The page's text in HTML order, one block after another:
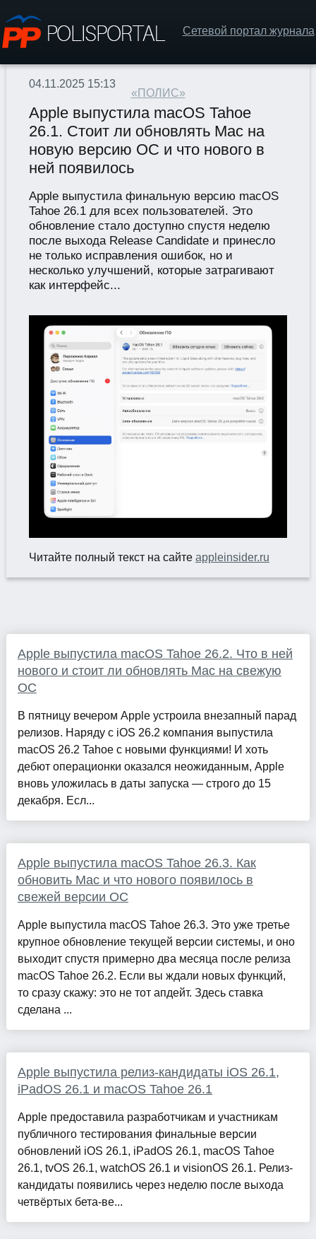
Сетевой портал журнала
«ПОЛИС»
04.11.2025 15:13
Apple выпустила macOS Tahoe
26.1. Стоит ли обновлять Mac на
новую версию ОС и что нового в
ней появилось
Apple выпустила финальную версию macOS
Tahoe 26.1 для всех пользователей. Это
обновление стало доступно спустя неделю
после выхода Release Candidate и принесло
не только исправления ошибок, но и
несколько улучшений, которые затрагивают
как интерфейс...
Читайте полный текст на сайте appleinsider.ru
Apple выпустила macOS Tahoe 26.2. Что в ней
нового и стоит ли обновлять Mac на свежую
ОС
В пятницу вечером Apple устроила внезапный парад
релизов. Наряду с iOS 26.2 компания выпустила
macOS 26.2 Tahoe с новыми функциями! И хоть
дебют операционки оказался неожиданным, Apple
вновь уложилась в даты запуска — строго до 15
декабря. Есл...
Apple выпустила macOS Tahoe 26.3. Как
обновить Mac и что нового появилось в
свежей версии ОС
Apple выпустила macOS Tahoe 26.3. Это уже третье
крупное обновление текущей версии системы, и оно
выходит спустя примерно два месяца после релиза
macOS Tahoe 26.2. Если вы ждали новых функций,
то сразу скажу: это не тот апдейт. Здесь ставка
сделана ...
Apple выпустила релиз-кандидаты iOS 26.1,
iPadOS 26.1 и macOS Tahoe 26.1
Apple предоставила разработчикам и участникам
публичного тестирования финальные версии
обновлений iOS 26.1, iPadOS 26.1, macOS Tahoe
26.1, tvOS 26.1, watchOS 26.1 и visionOS 26.1. Релиз-
кандидаты появились через неделю после выхода
четвёртых бета-ве...